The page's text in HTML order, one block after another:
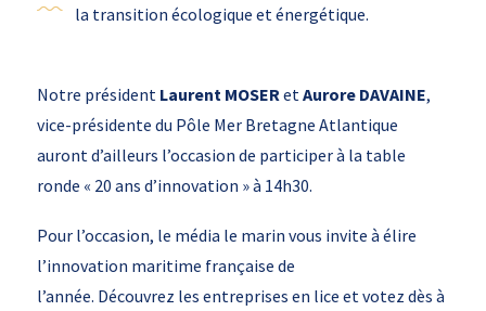
la transition écologique et énergétique.
Notre président Laurent MOSER et Aurore DAVAINE,
vice-présidente du Pôle Mer Bretagne Atlantique
auront d’ailleurs l’occasion de participer à la table
ronde « 20 ans d’innovation » à 14h30.
Pour l’occasion, le média le marin vous invite à élire
l’innovation maritime française de
l’année. Découvrez les entreprises en lice et votez dès à